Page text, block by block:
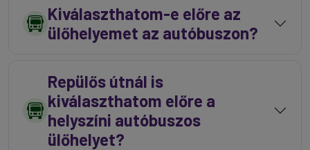
Kiválaszthatom-e előre az
ülőhelyemet az autóbuszon?
Repülős útnál is
kiválaszthatom előre a
helyszíni autóbuszos
ülőhelyet?